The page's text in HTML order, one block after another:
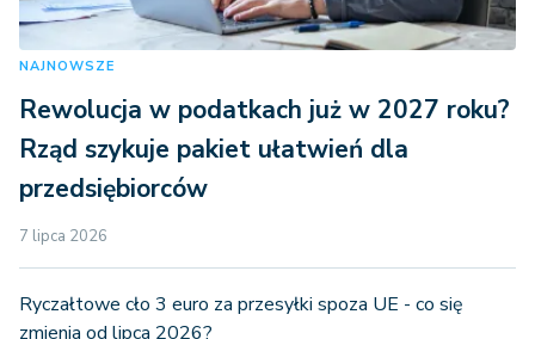
NAJNOWSZE
Rewolucja w podatkach już w 2027 roku?
Rząd szykuje pakiet ułatwień dla
przedsiębiorców
7 lipca 2026
Ryczałtowe cło 3 euro za przesyłki spoza UE - co się
zmienia od lipca 2026?